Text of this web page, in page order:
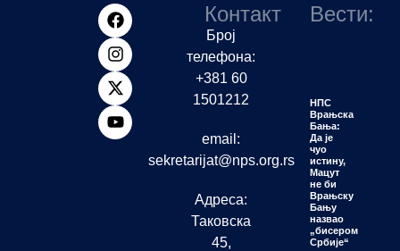
Контакт
Број
телефона:
+381 60
1501212
email:
sekretarijat@nps.org.rs
Адреса:
Таковска
45,
Вести:
НПС
Врањска
Бања:
Да је
чуо
истину,
Мацут
не би
Врањску
Бању
назвао
„бисером
Србије“